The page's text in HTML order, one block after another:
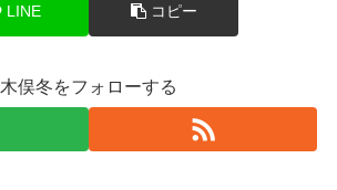
LINE コピー
木俣冬をフォローする